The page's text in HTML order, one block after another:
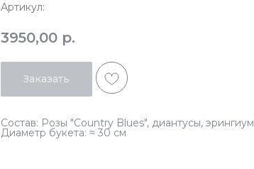
Артикул:
3950,00 р.
Заказать
Состав: Розы "Country Blues", диантусы, эрингиум
Диаметр букета: ≈ 30 см